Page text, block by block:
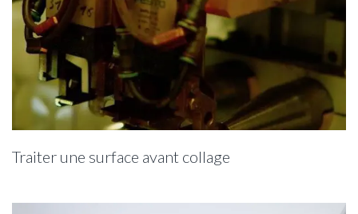
Traiter une surface avant collage